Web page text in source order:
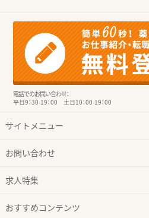
電話でのお問い合わせ：
平日9：30-19：00 土日10：00-19：00
サイトメニュー
お問い合わせ
求人特集
おすすめコンテンツ